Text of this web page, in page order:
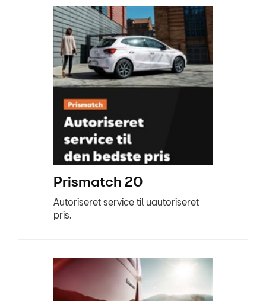
Prismatch 20
Autoriseret service til uautoriseret
pris.